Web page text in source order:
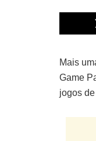
Mais
Game
jogos